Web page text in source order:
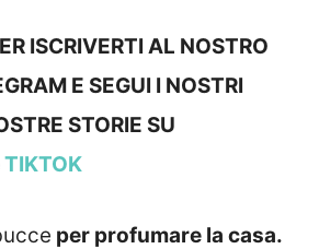
ISCRIVERTI AL NOSTRO
E SEGUI I NOSTRI
STORIE SU
TIKTOK
per profumare la casa.